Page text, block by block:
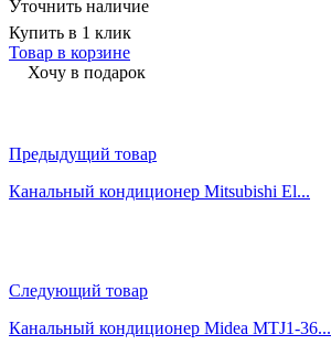
Уточнить наличие
Купить в 1 клик
Товар в корзине
Хочу в подарок
Предыдущий товар
Канальный кондиционер Mitsubishi El...
Следующий товар
Канальный кондиционер Midea MTJ1-36...